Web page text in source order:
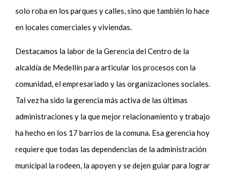
solo roba en los parques y calles, sino que también lo hace
en locales comerciales y viviendas.
Destacamos la labor de la Gerencia del Centro de la
alcaldía de Medellín para articular los procesos con la
comunidad, el empresariado y las organizaciones sociales.
Tal vez ha sido la gerencia más activa de las últimas
administraciones y la que mejor relacionamiento y trabajo
ha hecho en los 17 barrios de la comuna. Esa gerencia hoy
requiere que todas las dependencias de la administración
municipal la rodeen, la apoyen y se dejen guiar para lograr